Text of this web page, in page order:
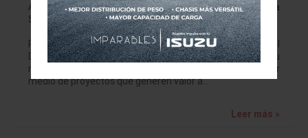
Audi México es reconocida como una Empresa
Socialmente Responsable por cuarto año consecutivo
Por cuarta ocasión consecutiva, Audi México obtiene el
Distintivo ESR 2021 Audi México asume su
responsabilidad a través de la Ciudadanía Corporativa por
medio de proyectos que generen valor a…
Leer más »